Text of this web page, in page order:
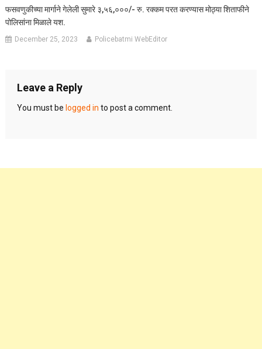
फसवणुकीच्या मार्गाने गेलेली सुमारे ३,५६,०००/- रु. रक्कम परत करण्यास मोठ्या शिताफीने
पोलिसांना मिळाले यश.
December 25, 2023 Policebatmi WebEditor
Leave a Reply
You must be logged in to post a comment.